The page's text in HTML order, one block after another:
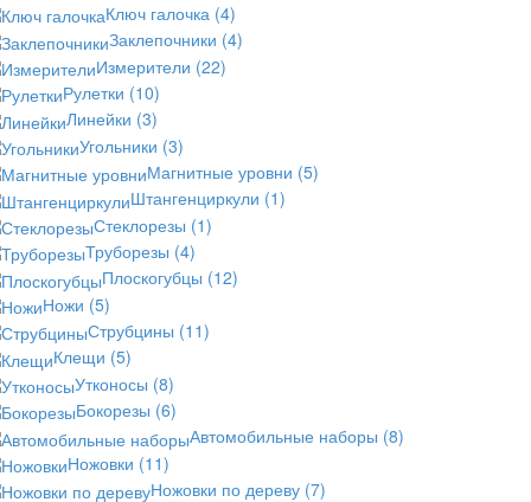
Ключ галочка (4)
Заклепочники (4)
Измерители (22)
Рулетки (10)
Линейки (3)
Угольники (3)
Магнитные уровни (5)
Штангенциркули (1)
Стеклорезы (1)
Труборезы (4)
Плоскогубцы (12)
Ножи (5)
Струбцины (11)
Клещи (5)
Утконосы (8)
Бокорезы (6)
Автомобильные наборы (8)
Ножовки (11)
Ножовки по дереву (7)